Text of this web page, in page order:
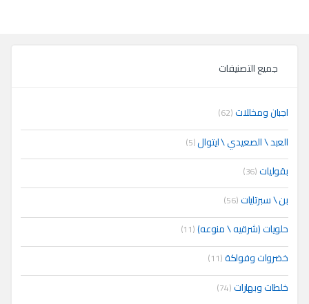
جميع التصنيفات
اجبان ومخللات(62)
العبد \ الصعيدي \ ايتوال(5)
بقوليات(36)
بن \ سبرتايات(56)
حلويات (شرقيه \ منوعه)(11)
خضروات وفواكة(11)
خلطات وبهارات(74)